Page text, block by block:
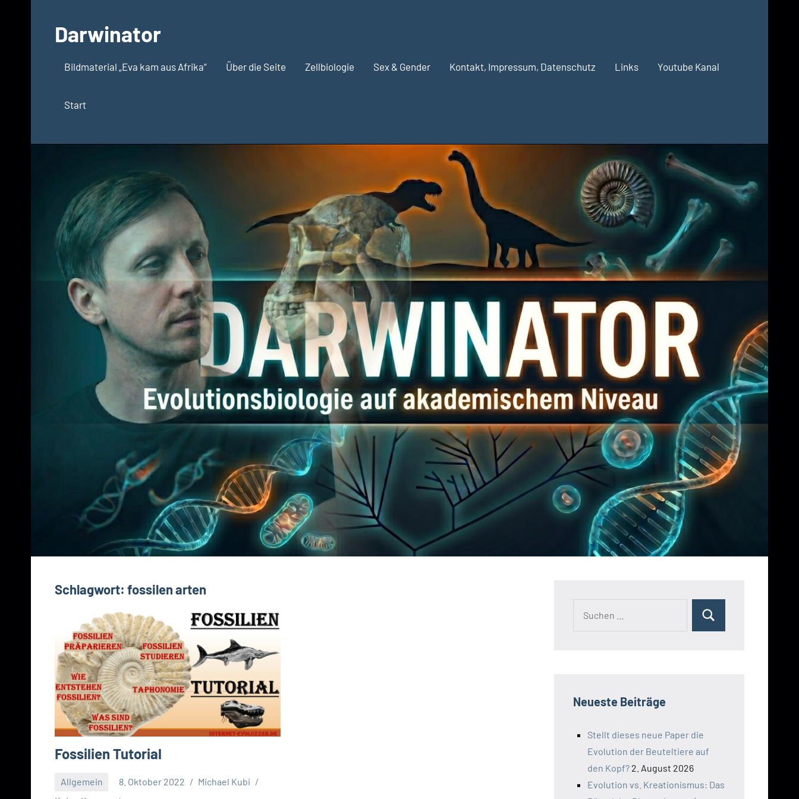
springenDarwinator
Evolutionsbiologie
Bildmaterial „Eva kam aus Afrika“ Über die Seite Zellbiologie Sex & Gender Kontakt, Impressum, Datenschutz Links Youtube Kanal
Start
Schlagwort: fossilen arten
Fossilien Tutorial
Allgemein 8. Oktober 2022
Michael Kubi
Suchen
Neueste Beiträge
Stellt dieses neue Paper die
Evolution der Beuteltiere auf
den Kopf? 2. August 2026
Evolution vs. Kreationismus: Das